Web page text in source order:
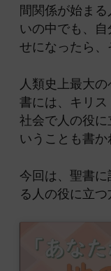
間関係が始ま
いの中でも、
せになったら、
人類史上最大
書には、キリス
社会で人の役に
いうことも書か
今回は、聖書に
る人の役に立つ